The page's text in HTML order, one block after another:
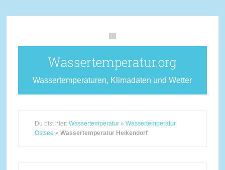
Wassertemperatur.org
Wassertemperaturen, Klimadaten und Wetter
Du bist hier: Wassertemperatur» Wassertemperatur
Ostsee » Wassertemperatur Heikendorf